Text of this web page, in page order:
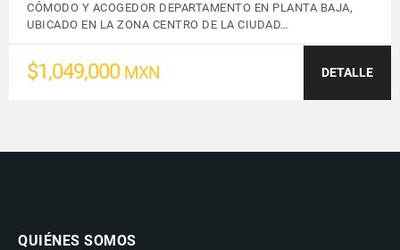
CÓMODO Y ACOGEDOR DEPARTAMENTO EN PLANTA BAJA,
UBICADO EN LA ZONA CENTRO DE LA CIUDAD…
$1,049,000 MXN DETALLE
QUIÉNES SOMOS